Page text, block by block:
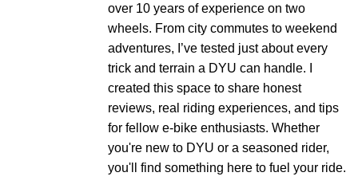
over 10 years of experience on two
wheels. From city commutes to weekend
adventures, I’ve tested just about every
trick and terrain a DYU can handle. I
created this space to share honest
reviews, real riding experiences, and tips
for fellow e-bike enthusiasts. Whether
you're new to DYU or a seasoned rider,
you'll find something here to fuel your ride.